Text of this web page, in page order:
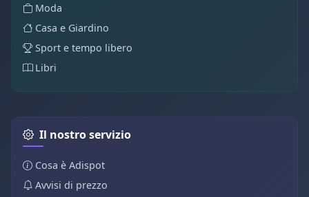
Moda
Casa e Giardino
Sport e tempo libero
Libri
Il nostro servizio
Cosa è Adispot
Avvisi di prezzo